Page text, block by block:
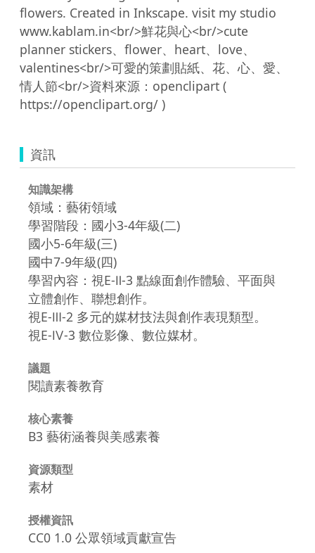
flowers. Created in Inkscape. visit my studio
www.kablam.in<br/>鮮花與心<br/>cute
planner stickers、flower、heart、love、
valentines<br/>可愛的策劃貼紙、花、心、愛、
情人節<br/>資料來源：openclipart (
資訊
知識架構
領域：藝術領域
學習階段：國小3-4年級(二)
國小5-6年級(三)
國中7-9年級(四)
學習內容：視E-Ⅱ-3 點線面創作體驗、平面與
立體創作、聯想創作。
視E-Ⅲ-2 多元的媒材技法與創作表現類型。
視E-Ⅳ-3 數位影像、數位媒材。
議題
閱讀素養教育
核心素養
B3 藝術涵養與美感素養
資源類型
素材
授權資訊
CC0 1.0 公眾領域貢獻宣告